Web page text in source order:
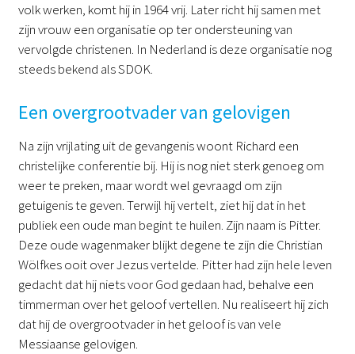
volk werken, komt hij in 1964 vrij. Later richt hij samen met
zijn vrouw een organisatie op ter ondersteuning van
vervolgde christenen. In Nederland is deze organisatie nog
steeds bekend als SDOK.
Een overgrootvader van gelovigen
Na zijn vrijlating uit de gevangenis woont Richard een
christelijke conferentie bij. Hij is nog niet sterk genoeg om
weer te preken, maar wordt wel gevraagd om zijn
getuigenis te geven. Terwijl hij vertelt, ziet hij dat in het
publiek een oude man begint te huilen. Zijn naam is Pitter.
Deze oude wagenmaker blijkt degene te zijn die Christian
Wölfkes ooit over Jezus vertelde. Pitter had zijn hele leven
gedacht dat hij niets voor God gedaan had, behalve een
timmerman over het geloof vertellen. Nu realiseert hij zich
dat hij de overgrootvader in het geloof is van vele
Messiaanse gelovigen.